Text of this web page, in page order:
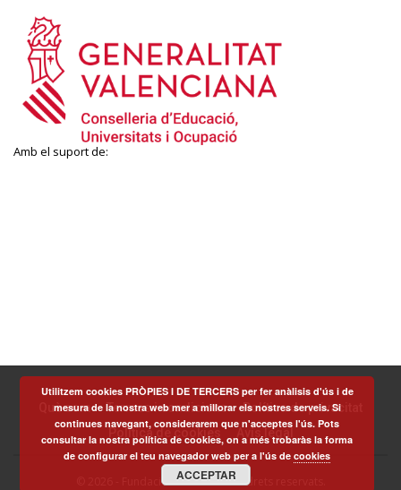
Amb el suport de:
Què som Termes i condicions
Política de privacitat
Política de cookies
Avís legal
© 2026 - Fundació Scito - Tots els drets reservats.
Utilitzem cookies PRÒPIES I DE TERCERS per fer anàlisis d'ús i de
mesura de la nostra web mer a millorar els nostres serveis. Si
continues navegant, considerarem que n'acceptes l'ús. Pots
consultar la nostra política de cookies, on a més trobaràs la forma
de configurar el teu navegador web per a l'ús decookies
ACCEPTAR